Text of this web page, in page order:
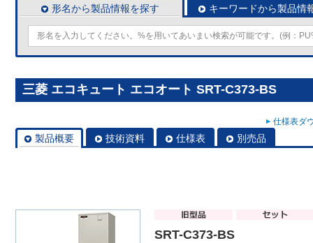
形名から製品情報を探す キーワードから製品情
三菱 エコキュート エコオート SRT-C373-BS
仕様表ダ
製品概要 技術資料 仕様表 別売品
SRT-C373-BS